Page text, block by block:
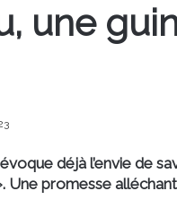
une
déjà l’envie de
Une promesse